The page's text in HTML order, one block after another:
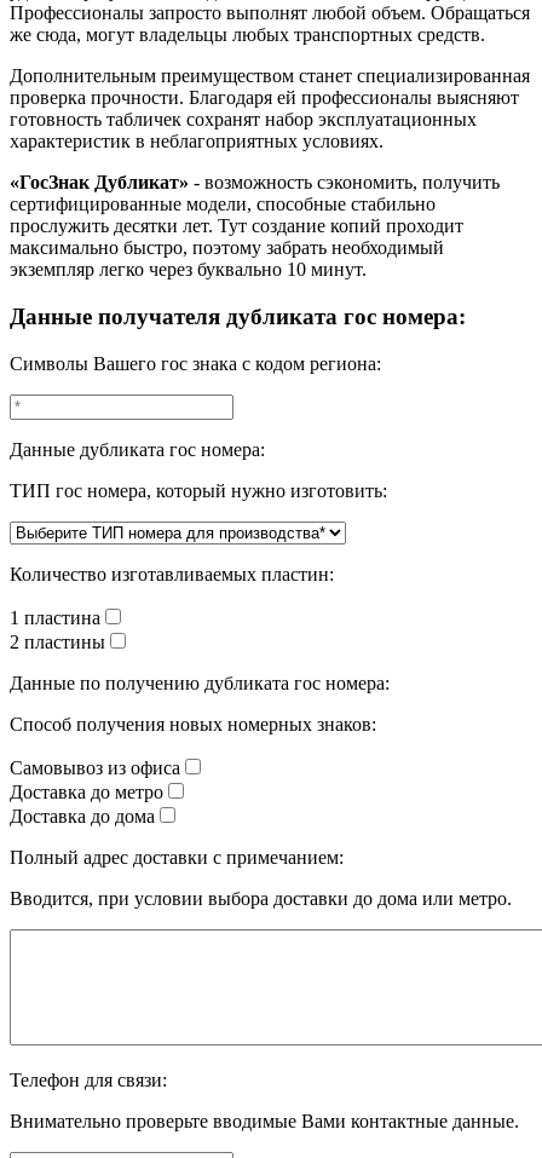
Профессионалы запросто выполнят любой объем. Обращаться
же сюда, могут владельцы любых транспортных средств.
Дополнительным преимуществом станет специализированная
проверка прочности. Благодаря ей профессионалы выясняют
готовность табличек сохранят набор эксплуатационных
характеристик в неблагоприятных условиях.
«ГосЗнак Дубликат» - возможность сэкономить, получить
сертифицированные модели, способные стабильно
прослужить десятки лет. Тут создание копий проходит
максимально быстро, поэтому забрать необходимый
экземпляр легко через буквально 10 минут.
Данные получателя дубликата гос номера:
Символы Вашего гос знака с кодом региона:
Данные дубликата гос номера:
ТИП гос номера, который нужно изготовить:
Количество изготавливаемых пластин:
1 пластина
2 пластины
Данные по получению дубликата гос номера:
Способ получения новых номерных знаков:
Самовывоз из офиса
Доставка до метро
Доставка до дома
Полный адрес доставки с примечанием:
Вводится, при условии выбора доставки до дома или метро.
Телефон для связи:
Внимательно проверьте вводимые Вами контактные данные.